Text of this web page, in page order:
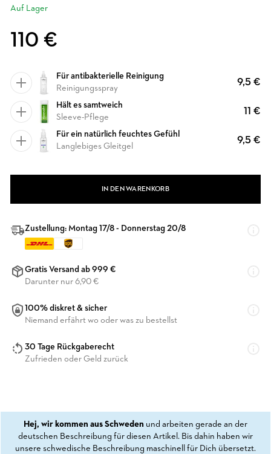
Auf Lager
110 €
Für antibakterielle Reinigung
Reinigungsspray
9,5 €
Hält es samtweich
Sleeve-Pflege
11 €
Für ein natürlich feuchtes Gefühl
Langlebiges Gleitgel
9,5 €
IN DEN WARENKORB
Zustellung: Montag 17/8 - Donnerstag 20/8
Gratis Versand ab 999 €
Darunter nur 6,90 €
100% diskret & sicher
Niemand erfährt wo oder was zu bestellst
30 Tage Rückgaberecht
Zufrieden oder Geld zurück
Hej, wir kommen aus Schweden und arbeiten gerade an der
deutschen Beschreibung für diesen Artikel. Bis dahin haben wir
unsere schwedische Beschreibung maschinell für Dich übersetzt.